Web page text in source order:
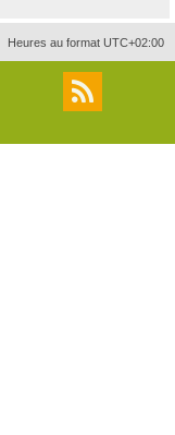
r
c
r
Heures au format UTC+02:00